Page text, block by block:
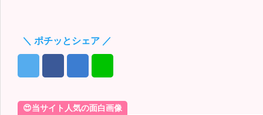
＼ ポチッとシェア ／
😍当サイト人気の面白画像